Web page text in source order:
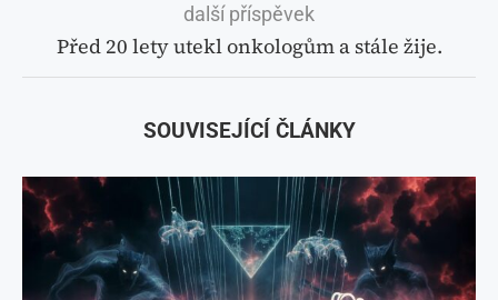
další příspěvek
Před 20 lety utekl onkologům a stále žije.
SOUVISEJÍCÍ ČLÁNKY